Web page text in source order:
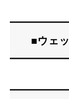
■ウェ